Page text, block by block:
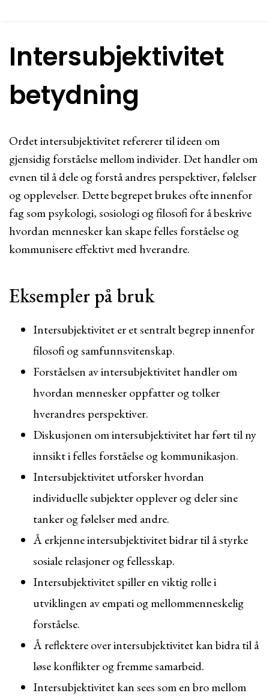
Intersubjektivitet
betydning
Ordet intersubjektivitet refererer til ideen om
gjensidig forståelse mellom individer. Det handler om
evnen til å dele og forstå andres perspektiver, følelser
og opplevelser. Dette begrepet brukes ofte innenfor
fag som psykologi, sosiologi og filosofi for å beskrive
hvordan mennesker kan skape felles forståelse og
kommunisere effektivt med hverandre.
Eksempler på bruk
Intersubjektivitet er et sentralt begrep innenfor
filosofi og samfunnsvitenskap.
Forståelsen av intersubjektivitet handler om
hvordan mennesker oppfatter og tolker
hverandres perspektiver.
Diskusjonen om intersubjektivitet har ført til ny
innsikt i felles forståelse og kommunikasjon.
Intersubjektivitet utforsker hvordan
individuelle subjekter opplever og deler sine
tanker og følelser med andre.
Å erkjenne intersubjektivitet bidrar til å styrke
sosiale relasjoner og fellesskap.
Intersubjektivitet spiller en viktig rolle i
utviklingen av empati og mellommenneskelig
forståelse.
Å reflektere over intersubjektivitet kan bidra til å
løse konflikter og fremme samarbeid.
Intersubjektivitet kan sees som en bro mellom